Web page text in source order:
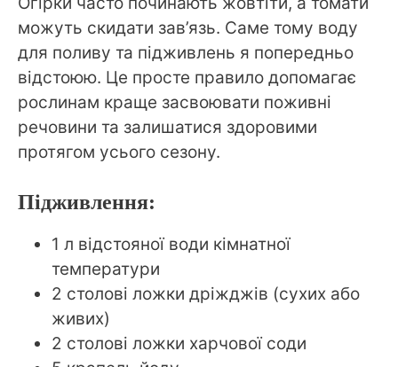
можуть скидати зав’язь. Саме тому воду
для поливу та підживлень я попередньо
відстоюю. Це просте правило допомагає
рослинам краще засвоювати поживні
речовини та залишатися здоровими
протягом усього сезону.
Підживлення:
1 л відстояної води кімнатної
температури
2 столові ложки дріжджів (сухих або
живих)
2 столові ложки харчової соди